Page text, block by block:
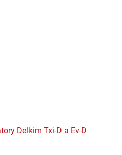
Delkim Txi-D a Ev-D